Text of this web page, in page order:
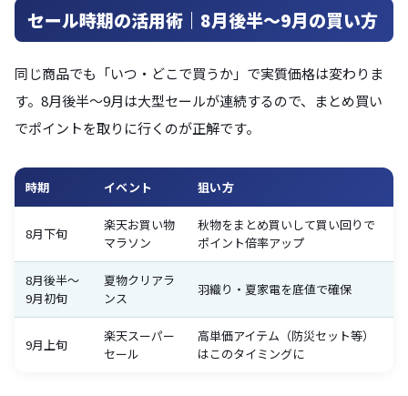
セール時期の活用術｜8月後半〜9月の買い方
同じ商品でも「いつ・どこで買うか」で実質価格は変わりま
す。8月後半〜9月は大型セールが連続するので、まとめ買い
でポイントを取りに行くのが正解です。
時期 イベント 狙い方
8月下旬
楽天お買い物
マラソン
秋物をまとめ買いして買い回りで
ポイント倍率アップ
8月後半〜
9月初旬
夏物クリアラ
ンス
羽織り・夏家電を底値で確保
9月上旬
楽天スーパー
セール
高単価アイテム（防災セット等）
はこのタイミングに